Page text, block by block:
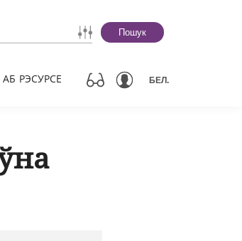
Пошук
АБ РЭСУРСЕ БЕЛ.